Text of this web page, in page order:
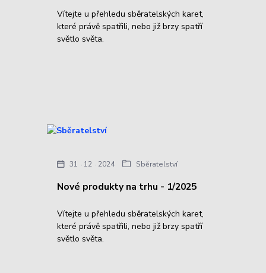
Vítejte u přehledu sběratelských karet,
které právě spatřili, nebo již brzy spatří
světlo světa.
Nové produkty na trhu - 1/2025
31 12 2024 Sběratelství
Vítejte u přehledu sběratelských karet,
které právě spatřili, nebo již brzy spatří
světlo světa.